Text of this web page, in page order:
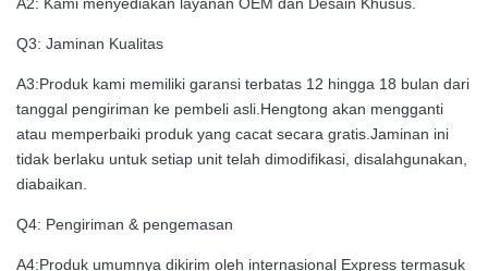
Q3: Jaminan Kualitas
A3:Produk kami memiliki garansi terbatas 12 hingga 18 bulan dari
tanggal pengiriman ke pembeli asli.Hengtong akan mengganti
atau memperbaiki produk yang cacat secara gratis.Jaminan ini
tidak berlaku untuk setiap unit telah dimodifikasi, disalahgunakan,
diabaikan.
Q4: Pengiriman & pengemasan
A4:Produk umumnya dikirim oleh internasional Express termasuk